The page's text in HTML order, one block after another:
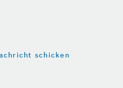
schicken